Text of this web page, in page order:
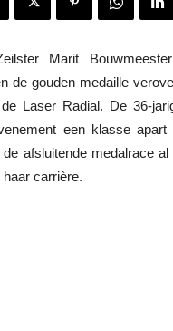
Marit
de gouden medaille
Laser Radial. De 36-
een klasse apart
afsluitende medalrace
carrière.